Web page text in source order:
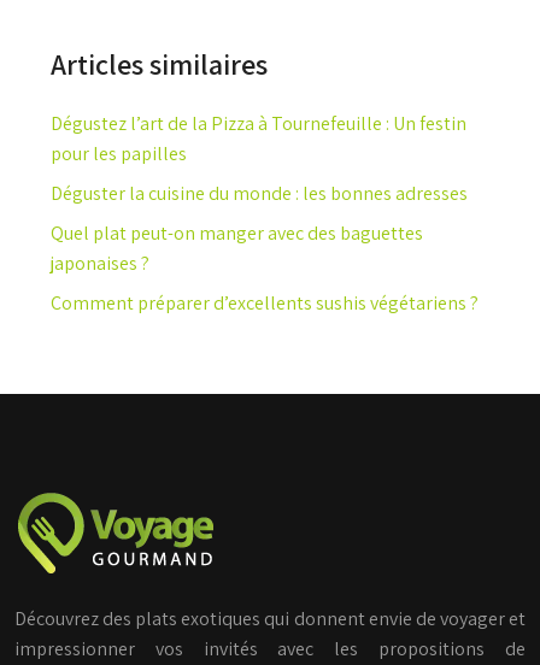
Articles similaires
Dégustez l’art de la Pizza à Tournefeuille : Un festin
pour les papilles
Déguster la cuisine du monde : les bonnes adresses
Quel plat peut-on manger avec des baguettes
japonaises ?
Comment préparer d’excellents sushis végétariens ?
Découvrez des plats exotiques qui donnent envie de voyager et
impressionner vos invités avec les propositions de